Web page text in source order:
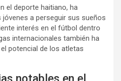
el deporte haitiano, ha
a perseguir sus sueños
interés en el fútbol dentro
internacionales también ha
potencial de los atletas